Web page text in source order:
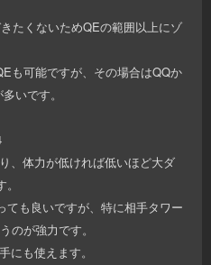
たくないためQEの範囲以上にゾ
も可能ですが、その場合はQQか
いです。
、体力が低ければ低いほど大ダ
も良いですが、特に相手タワー
のが強力です。
も使えます。